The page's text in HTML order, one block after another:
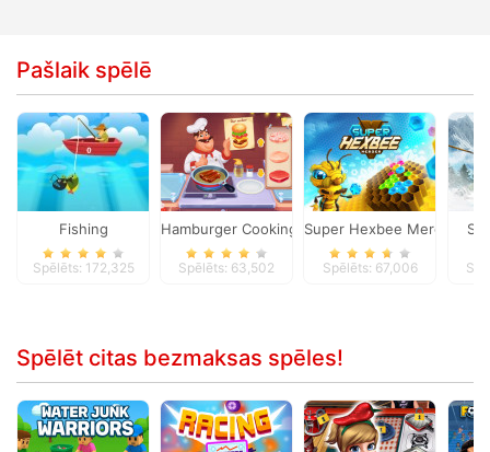
Pašlaik spēlē
Fishing
Spēlēts: 172,325
Hamburger Cooking Mania
Spēlēts: 63,502
Super Hexbee Merger
Spēlēts: 67,006
Spēlēt citas bezmaksas spēles!